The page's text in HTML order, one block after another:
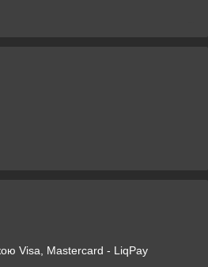
Visa, Mastercard - LiqPay